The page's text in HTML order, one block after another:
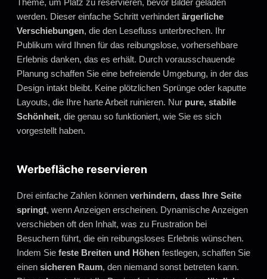
Theme, um Platz zu reservieren, bevor Bilder geladen
werden. Dieser einfache Schritt verhindert ärgerliche
Verschiebungen, die den Lesefluss unterbrechen. Ihr
Publikum wird Ihnen für das reibungslose, vorhersehbare
Erlebnis danken, das es erhält. Durch vorausschauende
Planung schaffen Sie eine befreiende Umgebung, in der das
Design intakt bleibt. Keine plötzlichen Sprünge oder kaputte
Layouts, die Ihre harte Arbeit ruinieren. Nur pure, stabile
Schönheit, die genau so funktioniert, wie Sie es sich
vorgestellt haben.
Werbefläche reservieren
Drei einfache Zahlen können verhindern, dass Ihre Seite
springt, wenn Anzeigen erscheinen. Dynamische Anzeigen
verschieben oft den Inhalt, was zu Frustration bei
Besuchern führt, die ein reibungsloses Erlebnis wünschen.
Indem Sie feste Breiten und Höhen festlegen, schaffen Sie
einen sicheren Raum, den niemand sonst betreten kann.